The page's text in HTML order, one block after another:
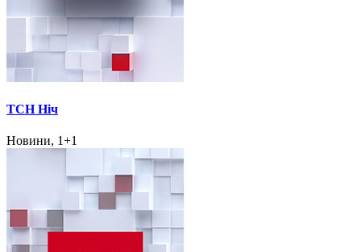
ТСН Ніч
Новини, 1+1